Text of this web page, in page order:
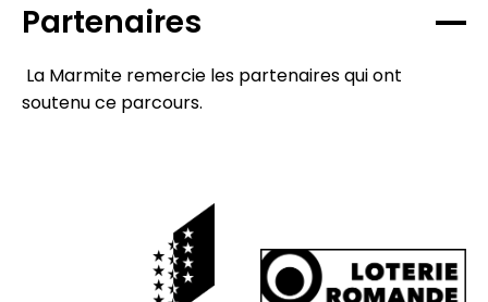
Partenaires
La Marmite remercie les partenaires qui ont
soutenu ce parcours.